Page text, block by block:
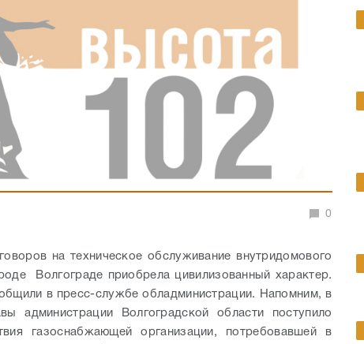
0
на техническое обслуживание внутридомового
Волгограде приобрела цивилизованный характер.
в пресс-службе обладминистрации.
Напомним, в
администрации Волгоградской области поступило
газоснабжающей организации, потребовавшей в